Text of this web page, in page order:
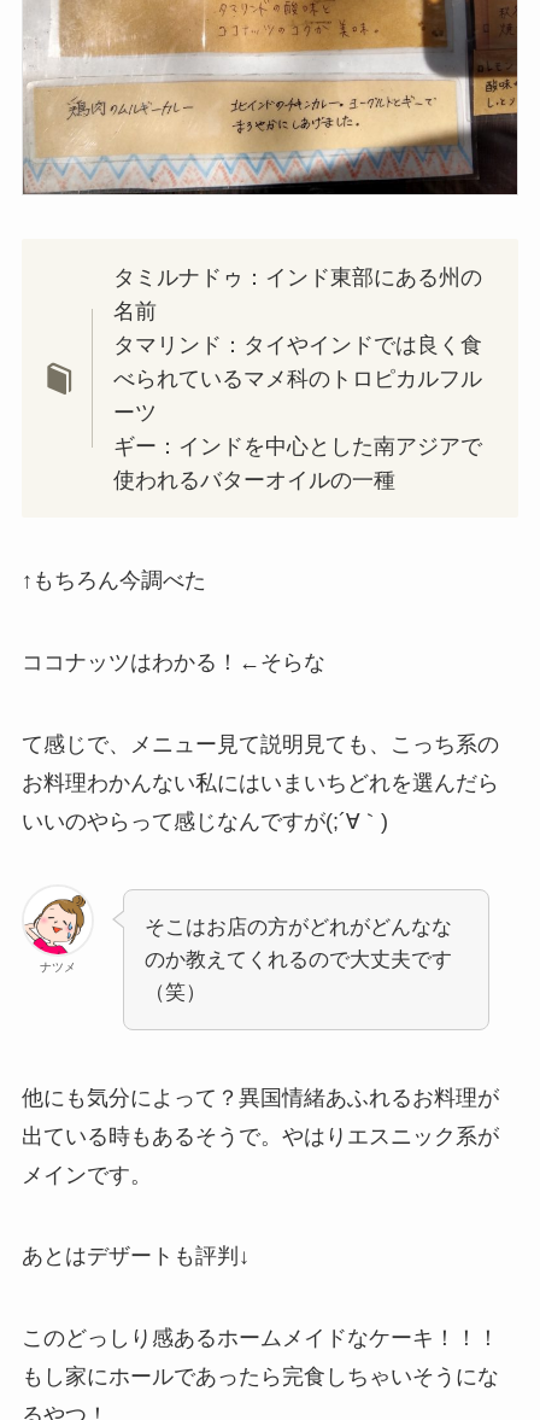
タミルナドゥ：インド東部にある州の
名前
タマリンド：タイやインドでは良く食
べられているマメ科のトロピカルフル
ーツ
ギー：インドを中心とした南アジアで
使われるバターオイルの一種
↑もちろん今調べた
ココナッツはわかる！←そらな
て感じで、メニュー見て説明見ても、こっち系の
お料理わかんない私にはいまいちどれを選んだら
いいのやらって感じなんですが(;´∀｀)
ナツメ
そこはお店の方がどれがどんなな
のか教えてくれるので大丈夫です
（笑）
他にも気分によって？異国情緒あふれるお料理が
出ている時もあるそうで。やはりエスニック系が
メインです。
あとはデザートも評判↓
このどっしり感あるホームメイドなケーキ！！！
もし家にホールであったら完食しちゃいそうにな